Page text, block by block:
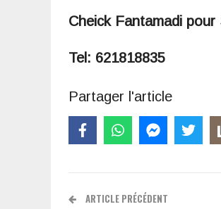
Cheick Fantamadi pour
Tel: 621818835
Partager l'article
ARTICLE PRÉCÉDENT